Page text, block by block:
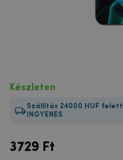
Készleten
Szállítás 24000 HUF felett
INGYENES
3729 Ft